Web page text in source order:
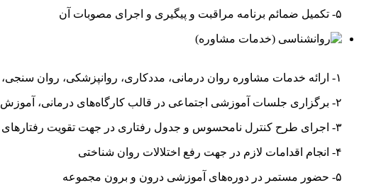
۵- تکمیل ضمائم برنامه مراقبت و پیگیری و اجرای مصوبات آن
۱- ارائه خدمات مشاوره روان درمانی، مددکاری، روانپزشکی، روان سنجی، و جلسات مشاوره گروهی
۲- برگزاری جلسات آموزشی اجتماعی در قالب کارگاه‌های درمانی، آموزش مهارت‌های زندگی، سازگاری با محیط و خانه
۳- اجرای طرح کنترل نامحسوس و جدول رفتاری در جهت تقویت رفتار‌های مثبت
۴- انجام اقدامات لازم در جهت رفع اختلالات روان شناختی
۵- حضور مستمر در دوره‌های آموزشی درون و برون مجموعه